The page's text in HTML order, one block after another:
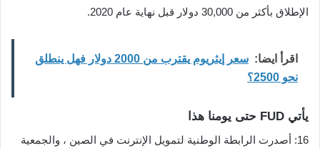
الإطلاق بأكثر من 30,000 دولار قبل نهاية عام 2020.
اقرأ ايضا:
سعر إيثريوم يقترب من 2000 دولار فهل ينطلق
نحو 2500؟
يأتي FUD حتى يومنا هذا
16: أصدرت الرابطة الوطنية لتمويل الإنترنت في الصين ، والجمعية